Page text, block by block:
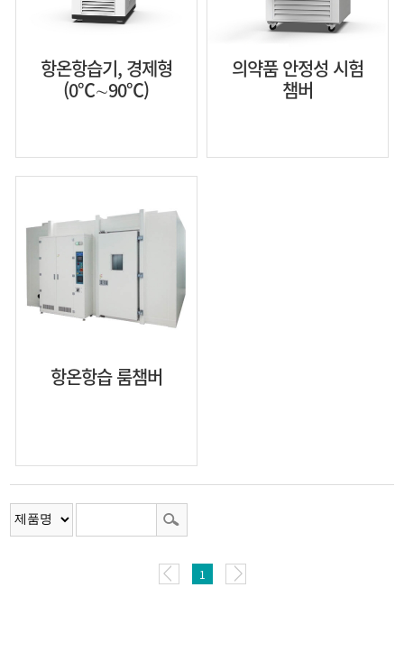
항온항습기, 경제형
(0℃∼90℃)
의약품 안정성 시험
챔버
항온항습 룸챔버
1